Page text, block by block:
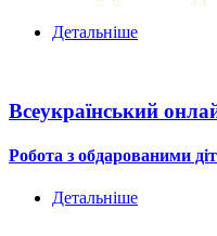
Детальніше
Всеукраїнський
Робота з обдарованими
Детальніше